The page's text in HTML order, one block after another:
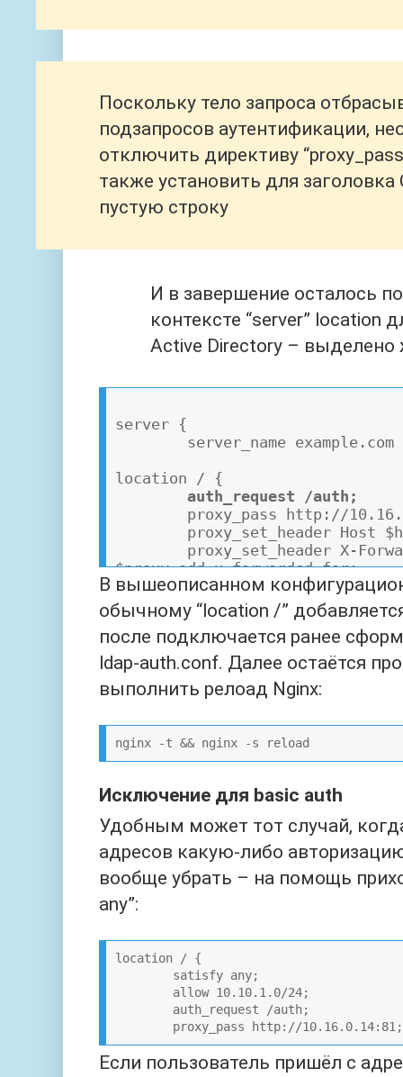
Поскольку тело запроса
подзапросов аутентификации,
отключить директиву
также установить для заголовка
пустую строку
И в завершение осталось
контексте “server” location
Active Directory –
server {
location / {
auth_request /auth;
$proxy_add_x_forwarded_for;
        proxy_set_header X-Real-IP $remote_addr;
        autoindex on;
        }
include /etc/nginx/
auth/nginx-ldap-auth.conf;
}
В вышеописанном
обычному “location /”
после подключается ранее
ldap-auth.conf. Далее остаётся
выполнить релоад Nginx:
Исключение для basic auth
Удобным может тот случай,
адресов какую-либо
вообще убрать – на помощь
any”:
location / {
        proxy_pass http://10.16.0.14:81;
Если пользователь пришёл с